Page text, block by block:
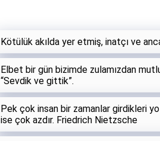
Kötülük akılda yer etmiş, inatçı ve
Elbet bir gün bizimde zulamızdan
“Sevdik ve gittik”.
Pek çok insan bir zamanlar girdikleri
ise çok azdır. Friedrich Nietzsche